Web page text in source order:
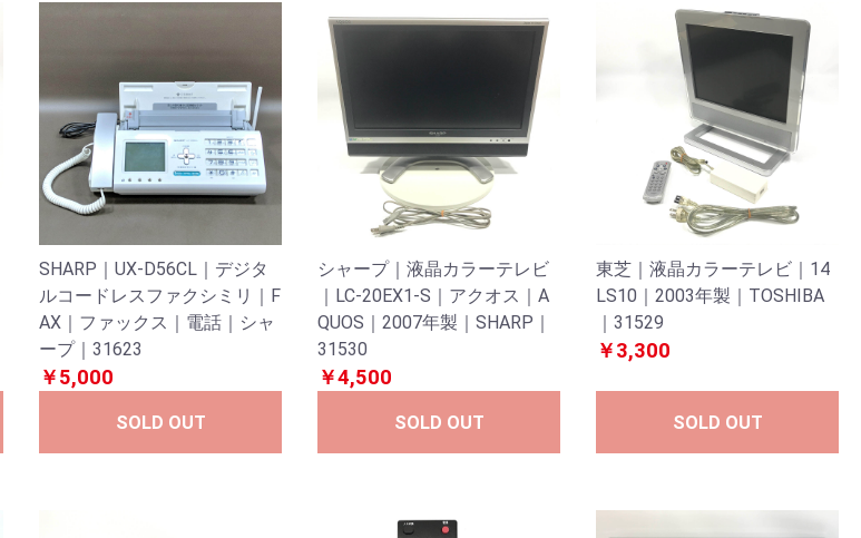
SHARP｜UX-D56CL｜デジタ
ルコードレスファクシミリ｜F
AX｜ファックス｜電話｜シャ
ープ｜31623
￥5,000
SOLD OUT
シャープ｜液晶カラーテレビ
｜LC-20EX1-S｜アクオス｜A
QUOS｜2007年製｜SHARP｜
31530
￥4,500
SOLD OUT
東芝｜液晶カラーテレビ｜14
LS10｜2003年製｜TOSHIBA
｜31529
￥3,300
SOLD OUT